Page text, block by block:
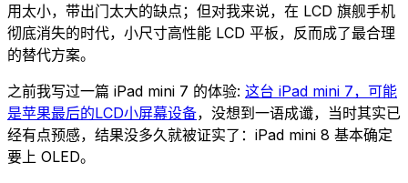
用太小，带出门太大的缺点；但对我来说，在 LCD 旗舰手机
彻底消失的时代，小尺寸高性能 LCD 平板，反而成了最合理
的替代方案。
之前我写过一篇 iPad mini 7 的体验: 这台 iPad mini 7，可能
是苹果最后的LCD小屏幕设备，没想到一语成谶，当时其实已
经有点预感，结果没多久就被证实了：iPad mini 8 基本确定
要上 OLED。